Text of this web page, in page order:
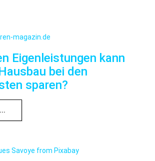
Eigenleistungen kann
bei den
sparen?